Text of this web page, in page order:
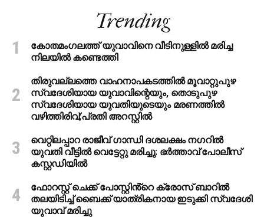
Trending
കോതമംഗലത്ത് യുവാവിനെ വീടിനുള്ളിൽ മരിച്ച
നിലയിൽ കണ്ടെത്തി
തിരുവല്ലത്തെ വാഹനാപകടത്തില്‍ മൂവാറ്റുപുഴ
സ്വദേശിയായ യുവാവിന്റെയും, തൊടുപുഴ
സ്വദേശിയായ യുവതിയുടെയും മരണത്തില്‍
വഴിത്തിരിവ്;പ്രതി അറസ്റ്റില്‍
വെറ്റിലപ്പാറ രാജീവ് ഗാന്ധി ദശലക്ഷം നഗറിൽ
യുവതി വീട്ടിൽ വെട്ടേറ്റു മരിച്ചു: ഭർത്താവ് പോലീസ്
കസ്റ്റഡിയിൽ
ഫോറസ്റ്റ് ചെക്ക് പോസ്റ്റിൻ്റെ ക്രോസ് ബാറില്‍
തലയിടിച്ച് ബൈക്ക് യാത്രികനായ ഇടുക്കി സ്വദേശി
യുവാവ് മരിച്ചു